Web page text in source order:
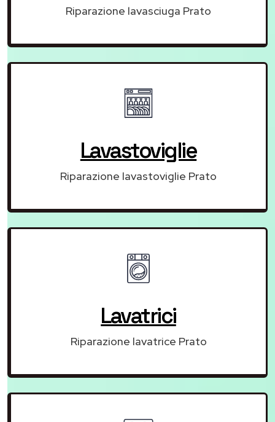
Riparazione lavasciuga Prato
Lavastoviglie
Riparazione lavastoviglie Prato
Lavatrici
Riparazione lavatrice Prato